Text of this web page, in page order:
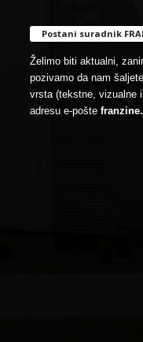
Postani suradnik
Želimo biti aktualni,
pozivamo da nam
vrsta (tekstne, vizualne
adresu e-pošte